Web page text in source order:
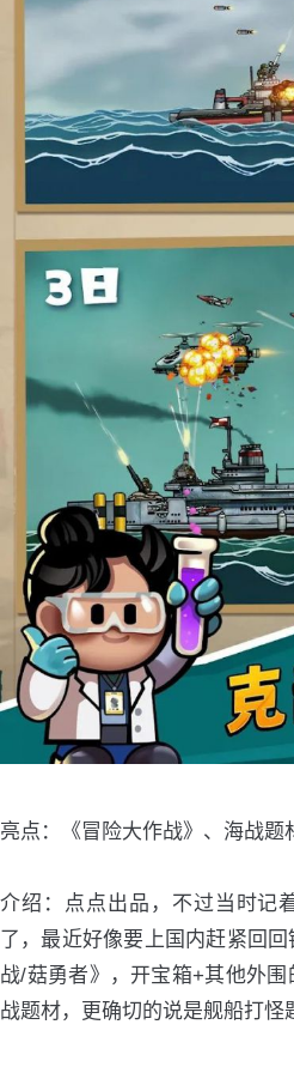
亮点：《冒险大作战》、海战题
介绍：点点出品，不过当时记
了，最近好像要上国内赶紧回
战/菇勇者》，开宝箱+其他外
战题材，更确切的说是舰船打怪